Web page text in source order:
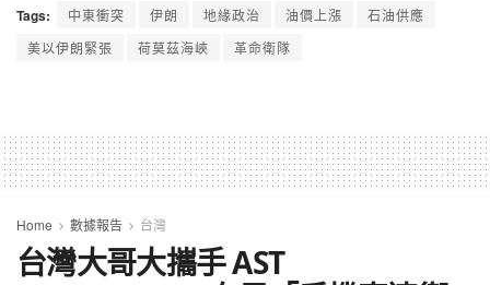
Tags: 中東衝突 伊朗 地緣政治 油價上漲
石油供應
美以伊朗緊張
荷莫茲海峽 革命衛隊
Home 數據報告 台灣
台灣大哥大攜手 AST